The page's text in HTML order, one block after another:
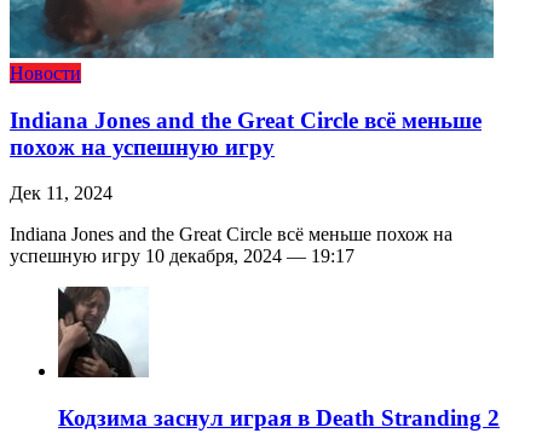
Новости
Indiana Jones and the Great Circle всё меньше
похож на успешную игру
Дек 11, 2024
Indiana Jones and the Great Circle всё меньше похож на
успешную игру 10 декабря, 2024 — 19:17
Кодзима заснул играя в Death Stranding 2